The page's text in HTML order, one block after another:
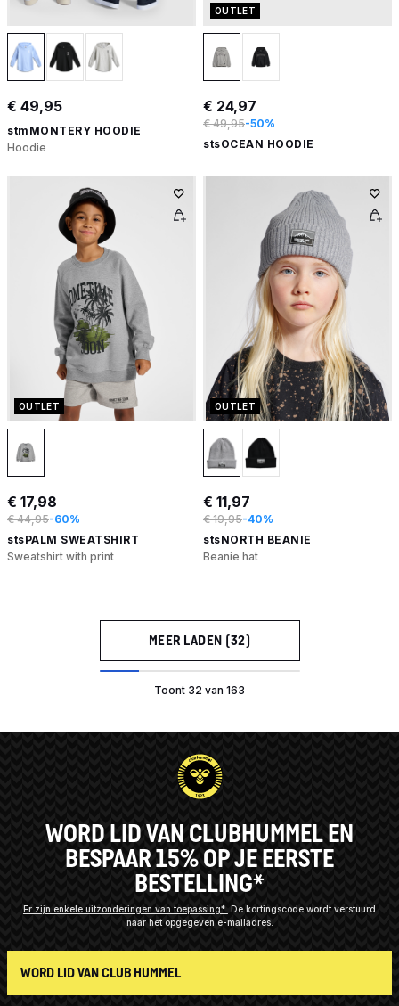
€ 49,95
stmMONTERY HOODIE
Hoodie
OUTLET
€ 24,97
€ 49,95-50%
stsOCEAN HOODIE
OUTLET
€ 17,98
€ 44,95-60%
stsPALM SWEATSHIRT
Sweatshirt with print
OUTLET
€ 11,97
€ 19,95-40%
stsNORTH BEANIE
Beanie hat
MEER LADEN (32)
Toont 32 van 163
WORD LID VAN CLUBHUMMEL EN
BESPAAR 15% OP JE EERSTE
BESTELLING*
Er zijn enkele uitzonderingen van toepassing* De kortingscode wordt verstuurd
naar het opgegeven e-mailadres.
WORD LID VAN CLUB HUMMEL